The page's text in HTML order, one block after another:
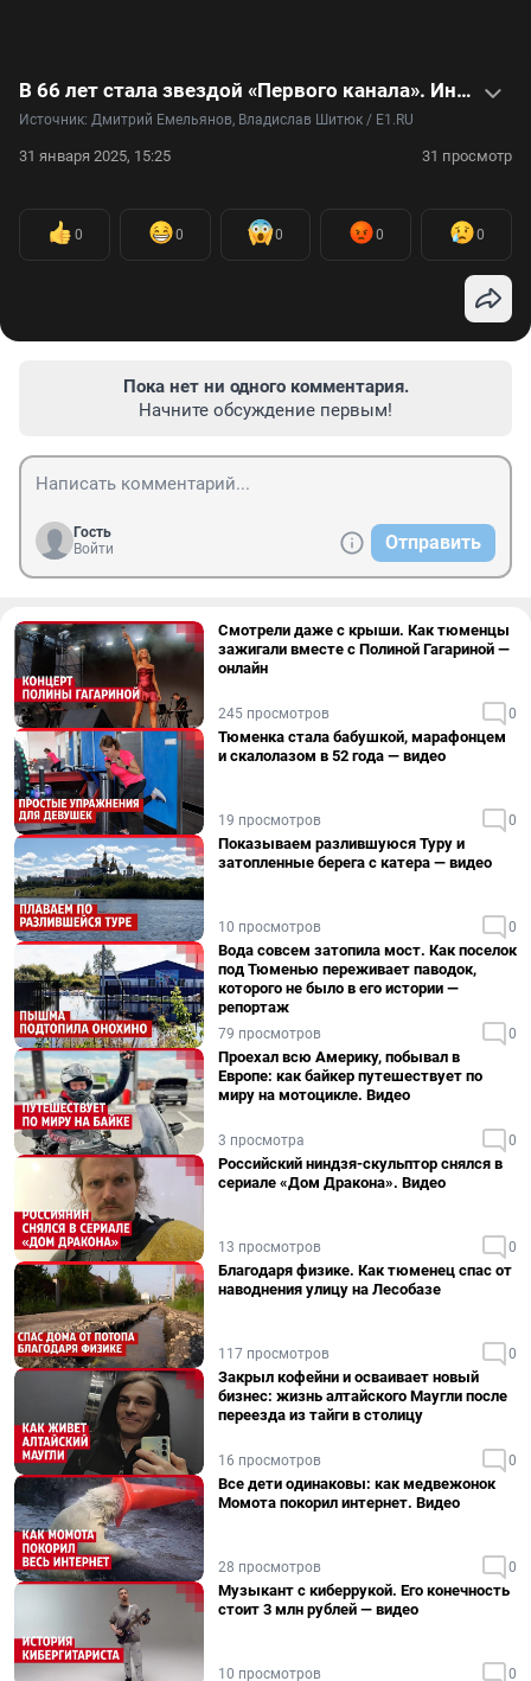
В 66 лет стала звездой «Первого канала». Интервью с активной бабушкой
Источник: Дмитрий Емельянов, Владислав Шитюк / E1.RU
31 января 2025, 15:25 31 просмотр
0 0 0 0 0
Пока нет ни одного комментария.
Начните обсуждение первым!
Гость
Войти
Отправить
Смотрели даже с крыши. Как тюменцы
зажигали вместе с Полиной Гагариной —
онлайн
245 просмотров 0
Тюменка стала бабушкой, марафонцем
и скалолазом в 52 года — видео
19 просмотров 0
Показываем разлившуюся Туру и
затопленные берега с катера — видео
10 просмотров 0
Вода совсем затопила мост. Как поселок
под Тюменью переживает паводок,
которого не было в его истории —
репортаж
79 просмотров 0
Проехал всю Америку, побывал в
Европе: как байкер путешествует по
миру на мотоцикле. Видео
3 просмотра 0
Российский ниндзя-скульптор снялся в
сериале «Дом Дракона». Видео
13 просмотров 0
Благодаря физике. Как тюменец спас от
наводнения улицу на Лесобазе
117 просмотров 0
Закрыл кофейни и осваивает новый
бизнес: жизнь алтайского Маугли после
переезда из тайги в столицу
16 просмотров 0
Все дети одинаковы: как медвежонок
Момота покорил интернет. Видео
28 просмотров 0
Музыкант с киберрукой. Его конечность
стоит 3 млн рублей — видео
10 просмотров 0